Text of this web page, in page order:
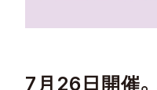
7月26日開催